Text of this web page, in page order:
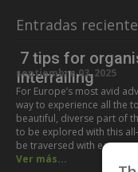
Entradas
7 tips for
Interrailing
septiembre 03, 2025
For Europe’s most avid
way to experience all the
beautiful, diverse part of
to be explored with this
be traversed with ease,…
Ver más...